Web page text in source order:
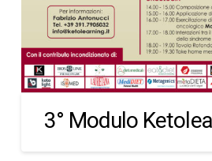
3° Modulo